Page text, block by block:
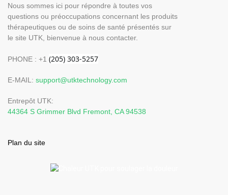
Nous sommes ici pour répondre à toutes vos
questions ou préoccupations concernant les produits
thérapeutiques ou de soins de santé présentés sur
le site UTK, bienvenue à nous contacter.
PHONE : +1
E-MAIL: support@utktechnology.com
Entrepôt UTK:
44364 S Grimmer Blvd Fremont, CA 94538
Plan du site